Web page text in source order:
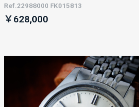
Ref.22988000 FK015813
￥628,000